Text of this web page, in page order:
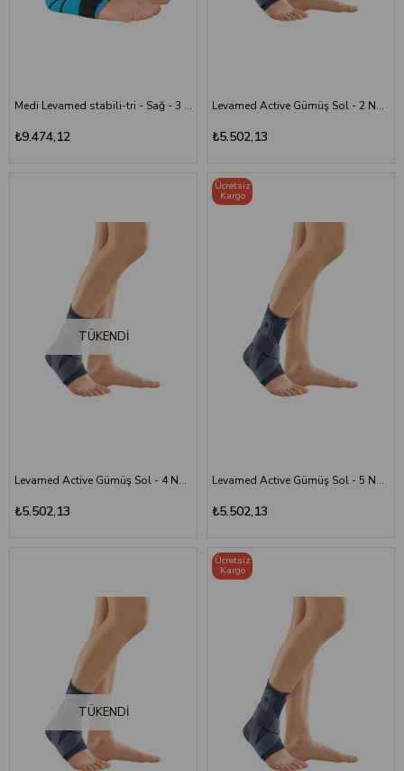
Spor yapan kişiler
Ömür Medikal olarak ortopedik destek ürünleri alanında kullanıcıların
ihtiyaçlarına yönelik kaliteli ve güvenilir çözümler sunuyoruz. Ayak ve
Bilek Destekleri kategorimizde yer alan ürünler; ergonomik tasarım,
kullanım kolaylığı ve dayanıklılık özellikleri dikkate alınarak seçilmektedir.
Güvenli alışveriş altyapımız, hızlı teslimat hizmetimiz ve müşteri
memnuniyetine verdiğimiz önem ile sağlık ihtiyaçlarınıza uygun medikal
çözümler sağlamayı hedefliyoruz.
Ayak ve bilek bölgesine destek sağlayan, konforlu ve kullanışlı ortopedik
ürünleri inceleyebilir; ihtiyacınıza uygun modeli Ömür Medikal
güvencesiyle güvenle satın alabilirsiniz.
Medi Levamed stabili-tri - Sağ - 3 Numara
₺9.474,12
Levamed Active Gümüş Sol - 2 Numara
₺5.502,13
TÜKENDI
Levamed Active Gümüş Sol - 4 Numara
₺5.502,13
Levamed Active Gümüş Sol - 5 Numara
₺5.502,13
Ücretsiz
Kargo
TÜKENDI
Ücretsiz
Kargo